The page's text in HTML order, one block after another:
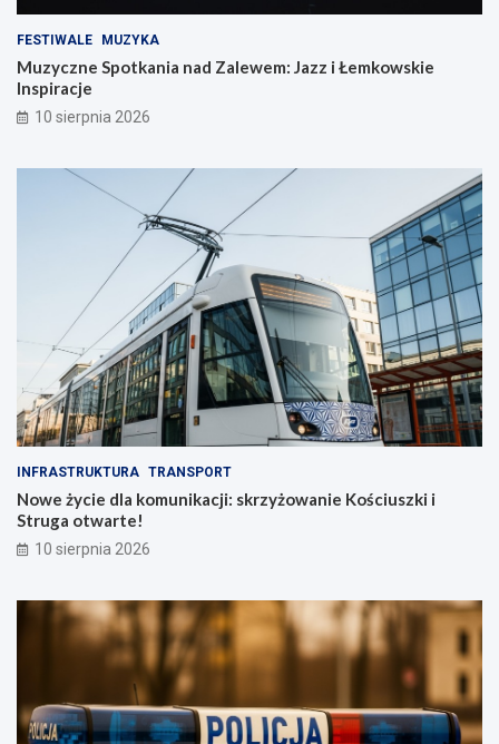
FESTIWALE MUZYKA
Muzyczne Spotkania nad Zalewem: Jazz i Łemkowskie
Inspiracje
10 sierpnia 2026
INFRASTRUKTURA TRANSPORT
Nowe życie dla komunikacji: skrzyżowanie Kościuszki i
Struga otwarte!
10 sierpnia 2026